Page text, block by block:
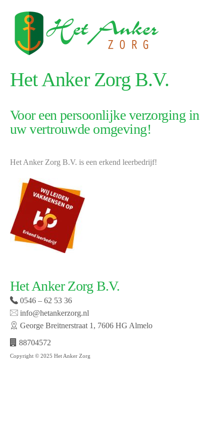
Het Anker Zorg B.V.
Voor een persoonlijke verzorging in
uw vertrouwde omgeving!
Het Anker Zorg B.V. is een erkend leerbedrijf!
Het Anker Zorg B.V.
0546 – 62 53 36
info@hetankerzorg.nl
George Breitnerstraat 1, 7606 HG Almelo
88704572
Copyright © 2025 Het Anker Zorg